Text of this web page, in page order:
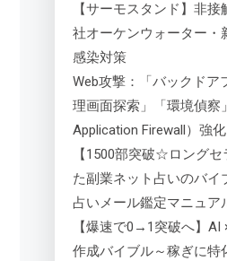
【サーモスタンド】非
社オーケンウォーター・
感染対策
Web攻撃：「バックドア
理画面探索」「環境偵察
Application Firewall）強化
【1500部突破☆ロング
た副業ネット占いのバイ
占いメール鑑定マニュア
【爆速で0→1突破へ】
作成バイブル～稼ぎに特